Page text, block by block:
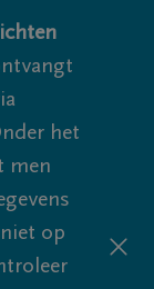
het
men
op